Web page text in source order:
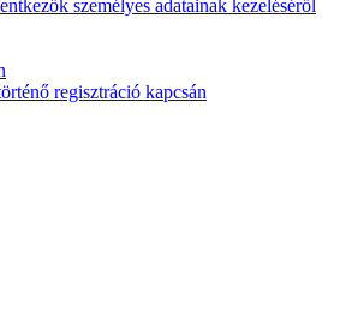
személyes adatainak kezeléséről
regisztráció kapcsán